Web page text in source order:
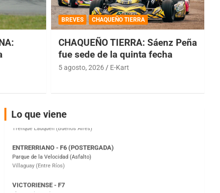
BREVES CHAQUEÑO TIERRA
CHAQUEÑO TIERRA: Sáenz Peña
fue sede de la quinta fecha
5 agosto, 2026 E-Kart
Lo que viene
COBERTURA ESPECIAL DE E-KART.COM.AR
08/09-AGO
Ramiro Tot (Asfalto)
Baradero (Buenos Aires)
Parque de la Velocidad (Asfalto)
VICTORIENSE - F7
El Cerro (Tierra)
Victoria (Entre Ríos)
PATAGONICO - F6
Moto Club Reginense (Tierra)